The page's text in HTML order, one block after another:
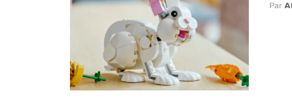
Par